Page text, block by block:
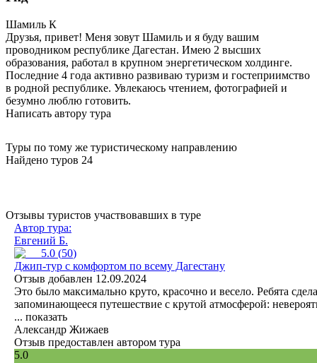
Шамиль К
Друзья, привет! Меня зовут Шамиль и я буду вашим
проводником республике Дагестан. Имею 2 высших
образования, работал в крупном энергетическом холдинге.
Последние 4 года активно развиваю туризм и гостеприимство
в родной республике. Увлекаюсь чтением, фотографией и
безумно люблю готовить.
Написать автору тура
Туры по тому же туристическому направлению
Найдено туров 24
Отзывы туристов участвовавших в туре
Автор тура:
Евгений Б.
5.0 (50)
Джип-тур с комфортом по всему Дагестану
Отзыв добавлен 12.09.2024
Это было максимально круто, красочно и весело. Ребята
запоминающееся путешествие с крутой атмосферой:
... показать
Александр Жижаев
Отзыв предоставлен автором тура
5.0